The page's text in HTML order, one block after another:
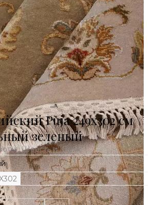
Puja 249x302 см
зеленый
, Шерсть и Шелк